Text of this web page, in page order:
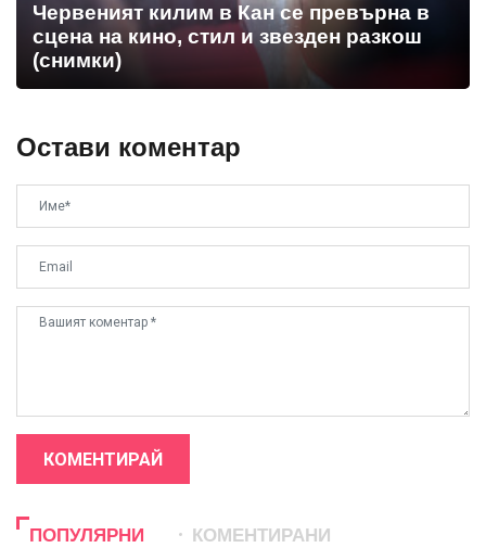
Червеният килим в Кан се превърна в
сцена на кино, стил и звезден разкош
(снимки)
Остави коментар
КОМЕНТИРАЙ
ПОПУЛЯРНИ КОМЕНТИРАНИ